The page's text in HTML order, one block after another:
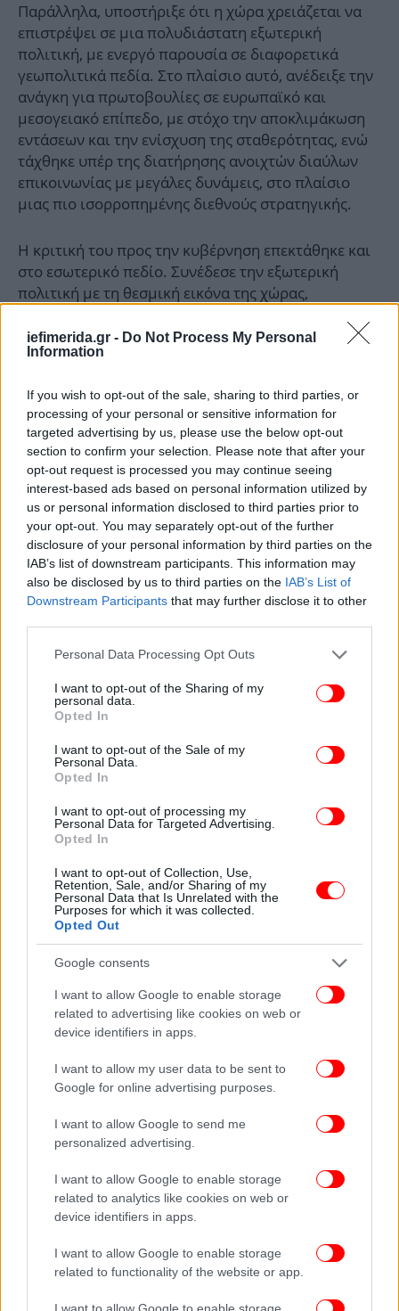
iefimerida.gr - Do Not Process My Personal
Information
If you wish to opt-out of the sale, sharing to third parties, or
processing of your personal or sensitive information for
targeted advertising by us, please use the below opt-out
section to confirm your selection. Please note that after your
opt-out request is processed you may continue seeing
interest-based ads based on personal information utilized by
us or personal information disclosed to third parties prior to
your opt-out. You may separately opt-out of the further
disclosure of your personal information by third parties on the
IAB’s list of downstream participants. This information may
also be disclosed by us to third parties on the IAB’s List of
Downstream Participants that may further disclose it to other
Please note that this website/app uses one or more Google
not limited to your visit or usage behaviour. You may click to
grant or deny consent to Google and its third-party tags to
use your data for below specified purposes in below Google
consent section.
Personal Data Processing Opt Outs
I want to opt-out of the Sharing of my
personal data.
Opted In
I want to opt-out of the Sale of my
Personal Data.
Opted In
I want to opt-out of processing my
Personal Data for Targeted Advertising.
Opted In
I want to opt-out of Collection, Use,
Retention, Sale, and/or Sharing of my
Personal Data that Is Unrelated with the
Purposes for which it was collected.
Opted Out
Google consents
I want to allow Google to enable storage
related to advertising like cookies on web or
device identifiers in apps.
I want to allow my user data to be sent to
Google for online advertising purposes.
I want to allow Google to send me
personalized advertising.
I want to allow Google to enable storage
related to analytics like cookies on web or
device identifiers in apps.
I want to allow Google to enable storage
related to functionality of the website or app.
I want to allow Google to enable storage
Παράλληλα, υποστήριξε ότι η χώρα χρειάζεται να
επιστρέψει σε μια πολυδιάστατη εξωτερική
πολιτική, με ενεργό παρουσία σε διαφορετικά
γεωπολιτικά πεδία. Στο πλαίσιο αυτό, ανέδειξε την
ανάγκη για πρωτοβουλίες σε ευρωπαϊκό και
μεσογειακό επίπεδο, με στόχο την αποκλιμάκωση
εντάσεων και την ενίσχυση της σταθερότητας, ενώ
τάχθηκε υπέρ της διατήρησης ανοιχτών διαύλων
επικοινωνίας με μεγάλες δυνάμεις, στο πλαίσιο
μιας πιο ισορροπημένης διεθνούς στρατηγικής.
Η κριτική του προς την κυβέρνηση επεκτάθηκε και
στο εσωτερικό πεδίο. Συνέδεσε την εξωτερική
πολιτική με τη θεσμική εικόνα της χώρας,
από σκάνδαλα και έλλειψη διαφάνειας δεν μπορεί
να είναι αξιόπιστη διεθνώς. Αναφέρθηκε στην
σοβαρό πλήγμα στη δημοκρατική λειτουργία, ενώ
ενέταξε και ζητήματα όπως ο ΟΠΕΚΕΠΕ και οι
απευθείας αναθέσεις σε μια ευρύτερη εικόνα
κακοδιαχείρισης.
Όπως σημείωσε, η έννοια της σταθερότητας δεν
μπορεί να στηρίζεται σε μια κατάσταση όπου η
κοινωνία πιέζεται από το αυξημένο κόστος ζωής
και ταυτόχρονα η πολιτική ζωή σκιάζεται από
σκάνδαλα. Υποστήριξε ότι δεν πρόκειται για
θεσμών όσο και την καθημερινότητα των πολιτών.
Ιδιαίτερο βάρος στο πολιτικό μέλλον